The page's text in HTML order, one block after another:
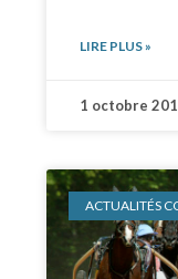
LIRE PLUS »
1 octobre
ACTUALITÉS